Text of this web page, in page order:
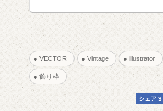
● VECTOR ● Vintage ● illustrator
● 飾り枠
シェア 3